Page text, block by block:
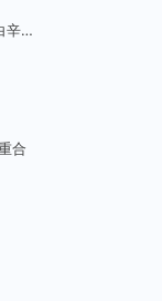
辛…
合